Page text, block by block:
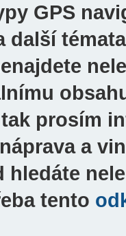
GPS
další
prosím
a
hledáte
tento